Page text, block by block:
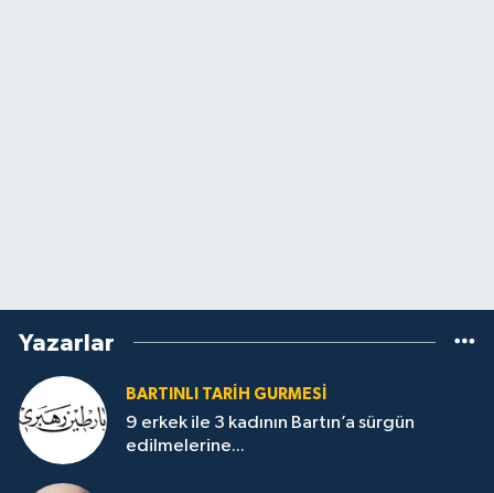
Yazarlar
BARTINLI TARIH GURMESI
9 erkek ile 3 kadının Bartın’a sürgün
edilmelerine...